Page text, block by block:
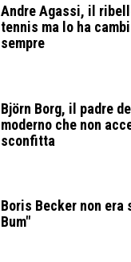
Andre Agassi, il
tennis ma lo ha
sempre
Björn Borg, il padre
moderno che non
sconfitta
Boris Becker non era
Bum"